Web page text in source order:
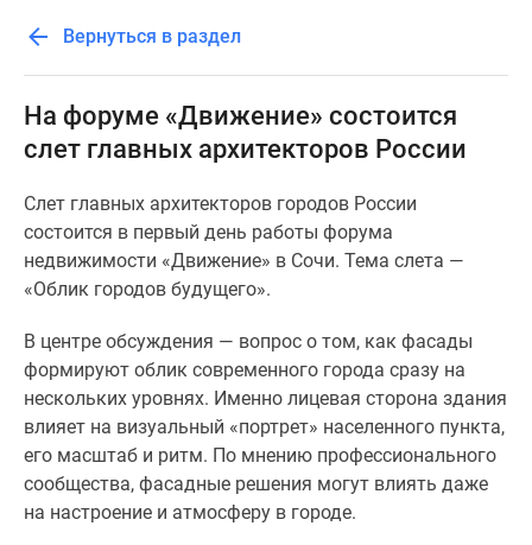
Москвы
Готовые
новостройки
Новостройки
Специальные
предложения
Коммерческие
помещения
Продавцы
застройщики
Видеообзор
новостроек
Экспертиза
Вернуться в раздел
На форуме «Движение» состоится
слет главных архитекторов России
Слет главных архитекторов городов России
состоится в первый день работы форума
недвижимости «Движение» в Сочи. Тема слета —
«Облик городов будущего».
В центре обсуждения — вопрос о том, как фасады
формируют облик современного города сразу на
нескольких уровнях. Именно лицевая сторона здания
влияет на визуальный «портрет» населенного пункта,
его масштаб и ритм. По мнению профессионального
сообщества, фасадные решения могут влиять даже
на настроение и атмосферу в городе.